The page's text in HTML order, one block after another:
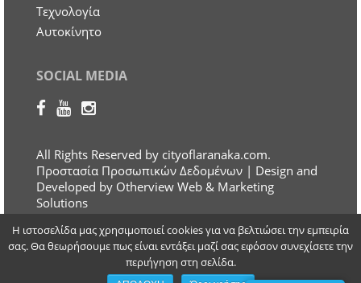
Τεχνολογία
Αυτοκίνητο
SOCIAL MEDIA
All Rights Reserved by cityoflaranaka.com.
Προστασία Προσωπικών Δεδομένων | Design and
Developed by Otherview Web & Marketing
Solutions
Η ιστοσελίδα μας χρησιμοποιεί cookies για να βελτιώσει την εμπειρία
σας. Θα θεωρήσουμε πως είναι εντάξει μαζί σας εφόσον συνεχίσετε την
περιήγηση στη σελίδα.